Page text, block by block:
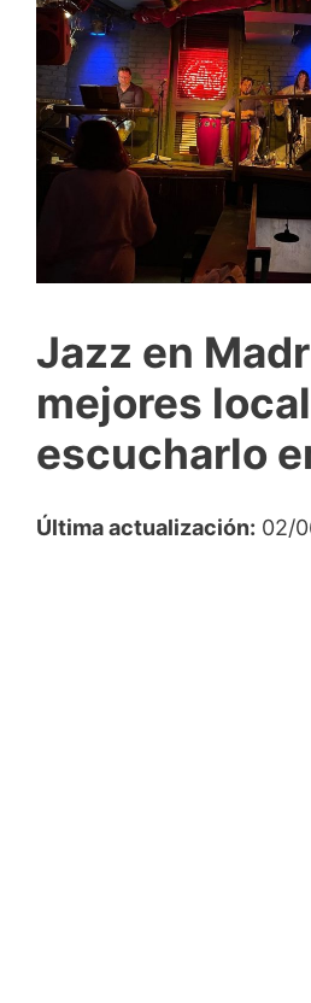
Jazz en
mejores
escucharlo
Última actualización: 02/